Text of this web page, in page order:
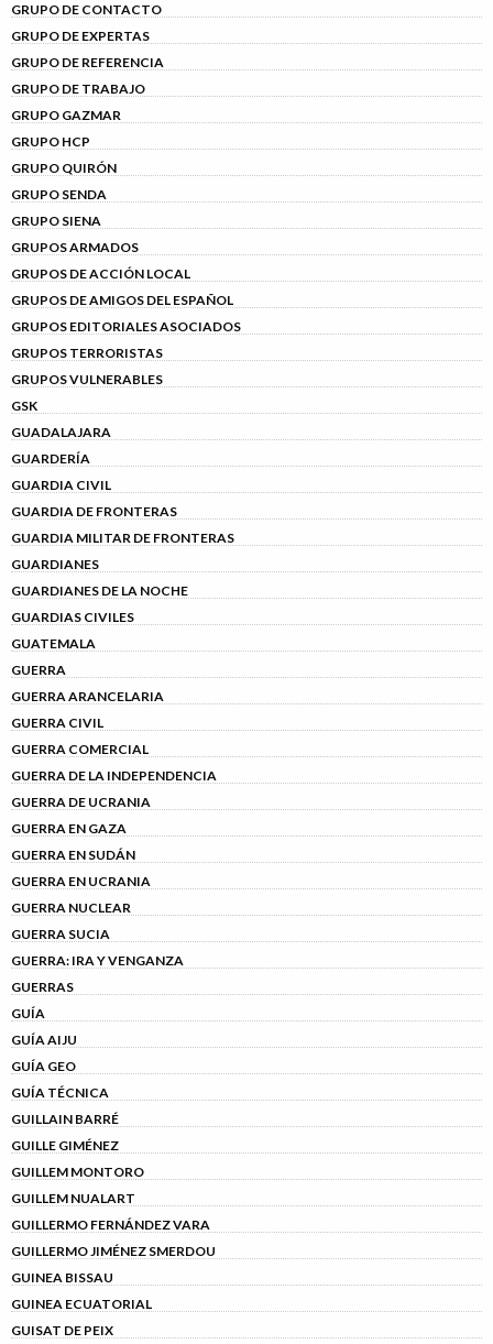
GRUPO DE CONTACTO
GRUPO DE EXPERTAS
GRUPO DE REFERENCIA
GRUPO DE TRABAJO
GRUPO GAZMAR
GRUPO HCP
GRUPO QUIRÓN
GRUPO SENDA
GRUPO SIENA
GRUPOS ARMADOS
GRUPOS DE ACCIÓN LOCAL
GRUPOS DE AMIGOS DEL ESPAÑOL
GRUPOS EDITORIALES ASOCIADOS
GRUPOS TERRORISTAS
GRUPOS VULNERABLES
GSK
GUADALAJARA
GUARDERÍA
GUARDIA CIVIL
GUARDIA DE FRONTERAS
GUARDIA MILITAR DE FRONTERAS
GUARDIANES
GUARDIANES DE LA NOCHE
GUARDIAS CIVILES
GUATEMALA
GUERRA
GUERRA ARANCELARIA
GUERRA CIVIL
GUERRA COMERCIAL
GUERRA DE LA INDEPENDENCIA
GUERRA DE UCRANIA
GUERRA EN GAZA
GUERRA EN SUDÁN
GUERRA EN UCRANIA
GUERRA NUCLEAR
GUERRA SUCIA
GUERRA: IRA Y VENGANZA
GUERRAS
GUÍA
GUÍA AIJU
GUÍA GEO
GUÍA TÉCNICA
GUILLAIN BARRÉ
GUILLE GIMÉNEZ
GUILLEM MONTORO
GUILLEM NUALART
GUILLERMO FERNÁNDEZ VARA
GUILLERMO JIMÉNEZ SMERDOU
GUINEA BISSAU
GUINEA ECUATORIAL
GUISAT DE PEIX